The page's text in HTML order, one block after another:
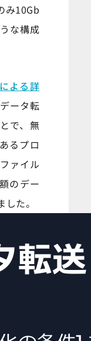
み10Gb
な構成
よる詳
ータ転
で、無
るプロ
ァイル
のデー
た。